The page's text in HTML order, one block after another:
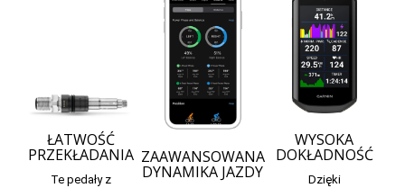
ŁATWOŚĆ
PRZEKŁADANIA
Te pedały z
ZAAWANSOWANA
DYNAMIKA JAZDY
WYSOKA
DOKŁADNOŚĆ
Dzięki